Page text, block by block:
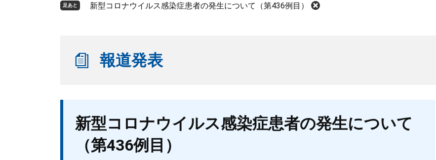
ス
足あと 新型コロナウイルス感染症患者の発生について（第436例目）
報道発表
新型コロナウイルス感染症患者の発生について
（第436例目）